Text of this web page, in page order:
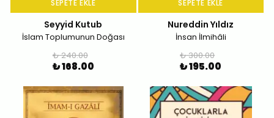
SEPETE EKLE
Seyyid Kutub
İslam Toplumunun Doğası
₺ 240.00
₺ 168.00
SEPETE EKLE
Nureddin Yıldız
İnsan İlmihâli
₺ 300.00
₺ 195.00